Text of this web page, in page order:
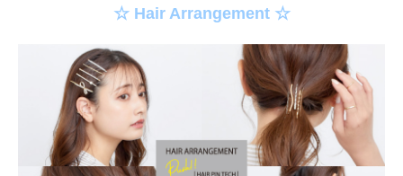
☆ Hair Arrangement ☆